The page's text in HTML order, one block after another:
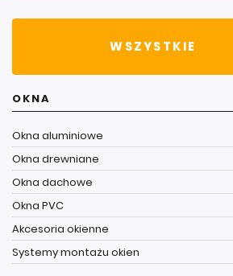
WSZYSTKIE
OKNA
Okna aluminiowe
Okna drewniane
Okna dachowe
Okna PVC
Akcesoria okienne
Systemy montażu okien